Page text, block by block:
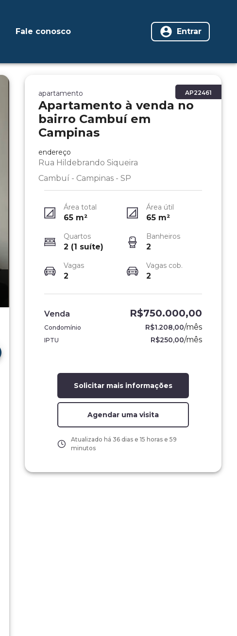
Fale conosco Entrar
AP22461
apartamento
Apartamento à venda no
bairro Cambuí em
Campinas
endereço
Rua Hildebrando Siqueira
Cambuí - Campinas - SP
Área total
65m²
Área útil
65 m²
Quartos
2 (1 suíte)
Banheiros
2
Vagas
2
Vagas cob.
2
Venda R$750.000,00
Condomínio R$1.208,00/mês
IPTU R$250,00/mês
Solicitar mais informações
Agendar uma visita
Atualizado há 36 dias e 15 horas e 59
minutos